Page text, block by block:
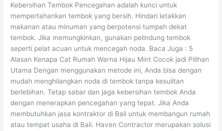
Kebersihan Tembok Pencegahan adalah kunci untuk
mempertahankan tembok yang bersih. Hindari letakkan
makanan atau minuman yang berpotensi tumpah dekat
tembok. Jika memungkinkan, gunakan pelindung tembok
seperti pelat acuan untuk mencegah noda. Baca Juga : 5
Alasan Kenapa Cat Rumah Warna Hijau Mint Cocok jadi Pilihan
Utama Dengan menggunakan metode ini, Anda bisa dengan
mudah menghilangkan noda di tembok tanpa kesulitan
berlebihan. Tetap sabar dan jaga kebersihan tembok Anda
dengan menerapkan pencegahan yang tepat. Jika Anda
membutuhkan jasa kontraktor di Bali untuk membangun rumah
atau tempat usaha di Bali. Haven Contractor merupakan solusi